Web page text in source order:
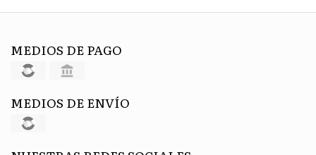
MEDIOS DE PAGO
MEDIOS DE ENVÍO